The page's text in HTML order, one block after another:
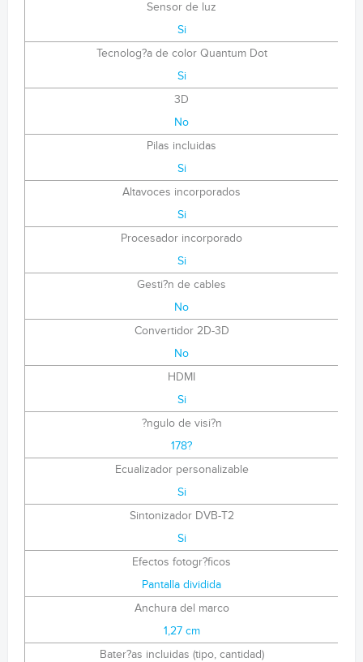
Sensor de luz
Si
Tecnolog?a de color Quantum Dot
Si
3D
No
Pilas incluidas
Si
Altavoces incorporados
Si
Procesador incorporado
Si
Gesti?n de cables
No
Convertidor 2D-3D
No
HDMI
Si
?ngulo de visi?n
178?
Ecualizador personalizable
Si
Sintonizador DVB-T2
Si
Efectos fotogr?ficos
Pantalla dividida
Anchura del marco
1,27 cm
Bater?as incluidas (tipo, cantidad)